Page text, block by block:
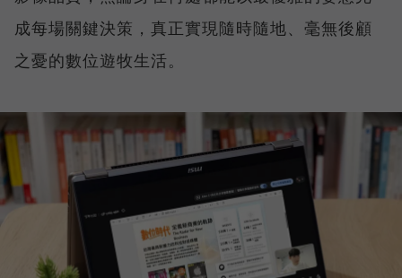
成每場關鍵決策，真正實現隨時隨地、毫無後顧
之憂的數位遊牧生活。